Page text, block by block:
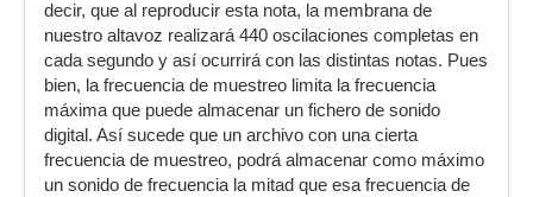
decir, que al reproducir esta nota, la membrana de
nuestro altavoz realizará 440 oscilaciones completas en
cada segundo y así ocurrirá con las distintas notas. Pues
bien, la frecuencia de muestreo limita la frecuencia
máxima que puede almacenar un fichero de sonido
digital. Así sucede que un archivo con una cierta
frecuencia de muestreo, podrá almacenar como máximo
un sonido de frecuencia la mitad que esa frecuencia de